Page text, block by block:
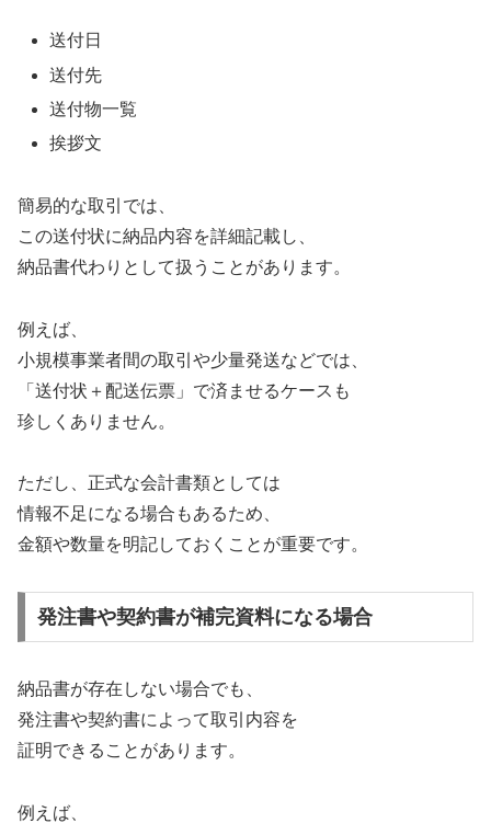
送付日
送付先
送付物一覧
挨拶文
簡易的な取引では、
この送付状に納品内容を詳細記載し、
納品書代わりとして扱うことがあります。
例えば、
小規模事業者間の取引や少量発送などでは、
「送付状＋配送伝票」で済ませるケースも
珍しくありません。
ただし、正式な会計書類としては
情報不足になる場合もあるため、
金額や数量を明記しておくことが重要です。
発注書や契約書が補完資料になる場合
納品書が存在しない場合でも、
発注書や契約書によって取引内容を
証明できることがあります。
例えば、